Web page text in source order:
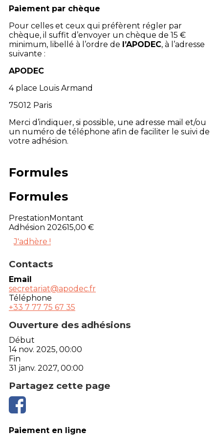
Paiement par chèque
Pour celles et ceux qui préfèrent régler par
chèque, il suffit d’envoyer un chèque de 15 €
minimum, libellé à l’ordre de l’APODEC, à l’adresse
suivante :
APODEC
4 place Louis Armand
75012 Paris
Merci d’indiquer, si possible, une adresse mail et/ou
un numéro de téléphone afin de faciliter le suivi de
votre adhésion.
Formules
Formules
PrestationMontant
Adhésion 202615,00 €
J'adhère !
Contacts
Email
secretariat@apodec.fr
Téléphone
+33 7 77 75 67 35
Ouverture des adhésions
Début
14 nov. 2025, 00:00
Fin
31 janv. 2027, 00:00
Partagez cette page
Paiement en ligne